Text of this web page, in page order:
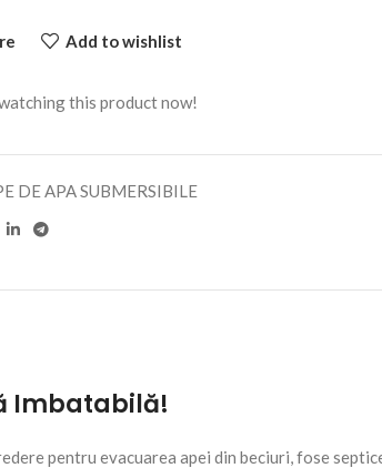
Add to wishlist
this product now!
DE APA SUBMERSIBILE
Imbatabilă!
pentru evacuarea apei din beciuri, fose